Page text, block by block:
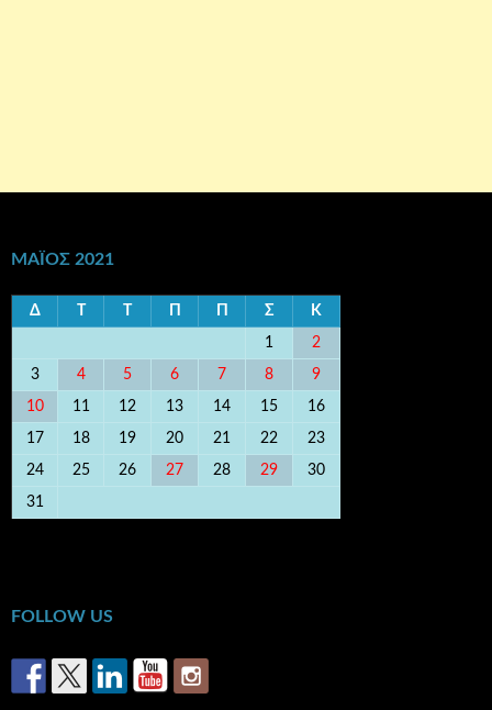
ΜΆΙΟΣ 2021
Δ Σ Κ
1 2
3 4 5 6 7 8 9
10 11 12 13 14 15 16
17 18 19 20 21 22 23
24 25 26 27 28 29 30
31
FOLLOW US